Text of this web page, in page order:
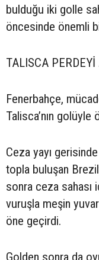
bulduğu iki golle
öncesinde önemli
TALISCA PERDEYİ
Fenerbahçe,
Talisca’nın golüyle
Ceza yayı
topla buluşan
sonra ceza sahası
vuruşla meşin
öne geçirdi.
Golden sonra da